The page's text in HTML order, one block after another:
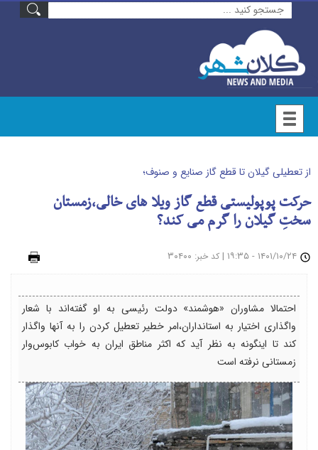
از تعطیلی گیلان تا قطع گاز صنایع و صنوف؛
حرکت پوپولیستی قطع گاز ویلا های خالی،زمستان
سختِ گیلان را گرم می کند؟
| کد خبر: ۳۰۴۰۰
احتمالا مشاوران «هوشمند» دولت رئیسی به او گفته‌اند با شعار
واگذاری اختیار به استانداران،امر خطیر تعطیل کردن را به آنها واگذار
کند تا اینگونه به نظر آید که اکثر مناطق ایران به خواب کابوس‌وار
زمستانی نرفته است